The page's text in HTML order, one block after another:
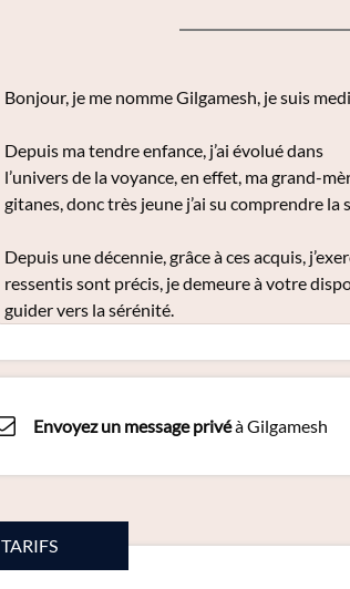
Bonjour, je me nomme Gilgamesh, je suis
Depuis ma tendre enfance, j’ai évolué dans
l’univers de la voyance, en effet, ma grand-
gitanes, donc très jeune j’ai su comprendre
Depuis une décennie, grâce à ces acquis,
ressentis sont précis, je demeure à votre
guider vers la sérénité.
Envoyez un message privéà Gilgamesh
TARIFS